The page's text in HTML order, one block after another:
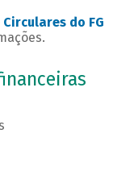
do FG